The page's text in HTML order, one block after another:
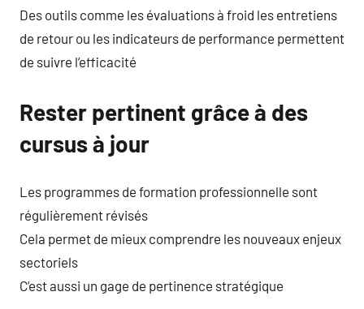
Des outils comme les évaluations à froid les entretiens
de retour ou les indicateurs de performance permettent
de suivre l’efficacité
Rester pertinent grâce à des
cursus à jour
Les programmes de formation professionnelle sont
régulièrement révisés
Cela permet de mieux comprendre les nouveaux enjeux
sectoriels
C’est aussi un gage de pertinence stratégique